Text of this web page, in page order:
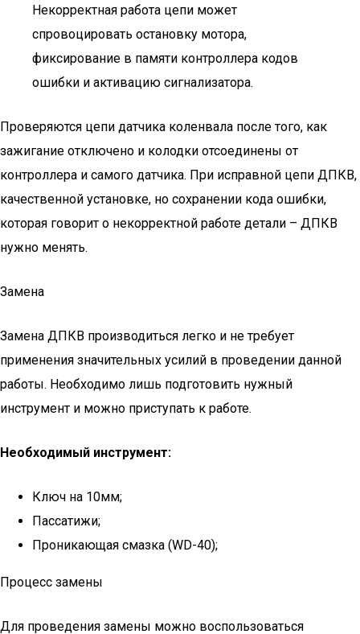
Некорректная работа цепи может
спровоцировать остановку мотора,
фиксирование в памяти контроллера кодов
ошибки и активацию сигнализатора.
Проверяются цепи датчика коленвала после того, как
зажигание отключено и колодки отсоединены от
контроллера и самого датчика. При исправной цепи ДПКВ,
качественной установке, но сохранении кода ошибки,
которая говорит о некорректной работе детали – ДПКВ
нужно менять.
Замена
Замена ДПКВ производиться легко и не требует
применения значительных усилий в проведении данной
работы. Необходимо лишь подготовить нужный
инструмент и можно приступать к работе.
Необходимый инструмент:
Ключ на 10мм;
Пассатижи;
Проникающая смазка (WD-40);
Процесс замены
Для проведения замены можно воспользоваться